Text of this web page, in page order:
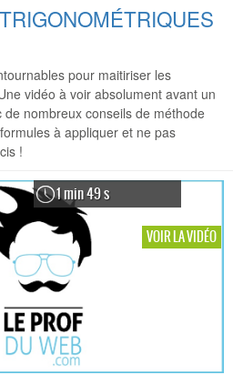
pour maitiriser les
vidéo à voir absolument avant un
de nombreux conseils de méthode
à appliquer et ne pas
!
1 min 49 s
VOIR LA VIDÉO